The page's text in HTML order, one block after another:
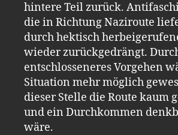
hintere Teil zurück.
die in Richtung Naziroute
durch hektisch
wieder zurückgedrängt.
entschlosseneres Vorgehen
Situation mehr möglich
dieser Stelle die Route kaum
und ein Durchkommen
wäre.